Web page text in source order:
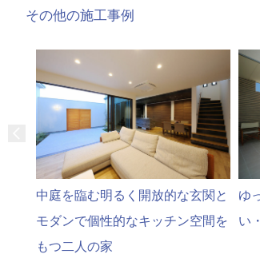
その他の施工事例
中庭を臨む明るく開放的な玄関と
モダンで個性的なキッチン空間を
もつ二人の家
ゆ
い